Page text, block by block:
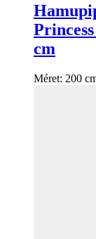
cm
Méret: 200